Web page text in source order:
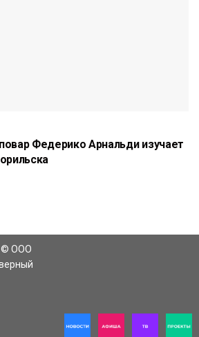
Федерико Арнальди изучает
© ООО